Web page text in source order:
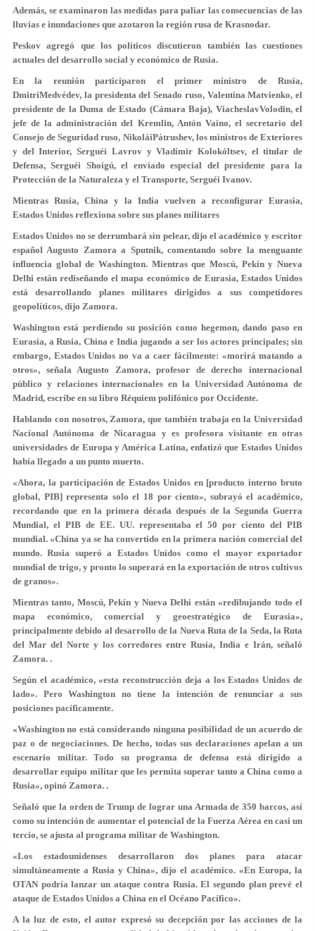
Además, se examinaron las medidas para paliar las consecuencias de las
lluvias e inundaciones que azotaron la región rusa de Krasnodar.
Peskov agregó que los políticos discutieron también las cuestiones
actuales del desarrollo social y económico de Rusia.
En la reunión participaron el primer ministro de Rusia,
DmitriMedvédev, la presidenta del Senado ruso, Valentina Matvienko, el
presidente de la Duma de Estado (Cámara Baja), ViacheslavVolodin, el
jefe de la administración del Kremlin, Antón Vaino, el secretario del
Consejo de Seguridad ruso, NikoláiPátrushev, los ministros de Exteriores
y del Interior, Serguéi Lavrov y Vladímir Kolokóltsev, el titular de
Defensa, Serguéi Shoigú, el enviado especial del presidente para la
Protección de la Naturaleza y el Transporte, Serguéi Ivanov.
Mientras Rusia, China y la India vuelven a reconfigurar Eurasia,
Estados Unidos reflexiona sobre sus planes militares
Estados Unidos no se derrumbará sin pelear, dijo el académico y escritor
español Augusto Zamora a Sputnik, comentando sobre la menguante
influencia global de Washington. Mientras que Moscú, Pekín y Nueva
Delhi están rediseñando el mapa económico de Eurasia, Estados Unidos
está desarrollando planes militares dirigidos a sus competidores
geopolíticos, dijo Zamora.
Washington está perdiendo su posición como hegemon, dando paso en
Eurasia, a Rusia, China e India jugando a ser los actores principales; sin
embargo, Estados Unidos no va a caer fácilmente: «morirá matando a
otros», señala Augusto Zamora, profesor de derecho internacional
público y relaciones internacionales en la Universidad Autónoma de
Madrid, escribe en su libro Réquiem polifónico por Occidente.
Hablando con nosotros, Zamora, que también trabaja en la Universidad
Nacional Autónoma de Nicaragua y es profesora visitante en otras
universidades de Europa y América Latina, enfatizó que Estados Unidos
había llegado a un punto muerto.
«Ahora, la participación de Estados Unidos en [producto interno bruto
global, PIB] representa solo el 18 por ciento», subrayó el académico,
recordando que en la primera década después de la Segunda Guerra
Mundial, el PIB de EE. UU. representaba el 50 por ciento del PIB
mundial. «China ya se ha convertido en la primera nación comercial del
mundo. Rusia superó a Estados Unidos como el mayor exportador
mundial de trigo, y pronto lo superará en la exportación de otros cultivos
de granos».
Mientras tanto, Moscú, Pekín y Nueva Delhi están «redibujando todo el
mapa económico, comercial y geoestratégico de Eurasia»,
principalmente debido al desarrollo de la Nueva Ruta de la Seda, la Ruta
del Mar del Norte y los corredores entre Rusia, India e Irán, señaló
Zamora. .
Según el académico, «esta reconstrucción deja a los Estados Unidos de
lado». Pero Washington no tiene la intención de renunciar a sus
posiciones pacíficamente.
«Washington no está considerando ninguna posibilidad de un acuerdo de
paz o de negociaciones. De hecho, todas sus declaraciones apelan a un
escenario militar. Todo su programa de defensa está dirigido a
desarrollar equipo militar que les permita superar tanto a China como a
Rusia», opinó Zamora. .
Señaló que la orden de Trump de lograr una Armada de 350 barcos, así
como su intención de aumentar el potencial de la Fuerza Aérea en casi un
tercio, se ajusta al programa militar de Washington.
«Los estadounidenses desarrollaron dos planes para atacar
simultáneamente a Rusia y China», dijo el académico. «En Europa, la
OTAN podría lanzar un ataque contra Rusia. El segundo plan prevé el
ataque de Estados Unidos a China en el Océano Pacífico».
A la luz de esto, el autor expresó su decepción por las acciones de la